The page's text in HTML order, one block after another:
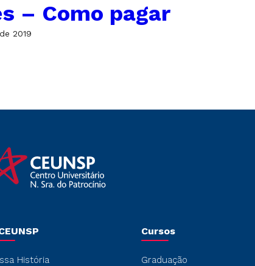
– Como pagar
2019
História
Cursos
Graduação